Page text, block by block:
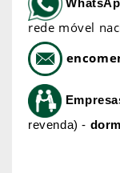
rede móvel
revenda) -